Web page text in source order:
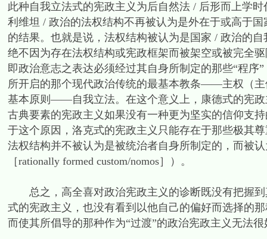
此种自我立法式的宪政主义为后自然法 / 后形而上学
利维坦 / 政治的法权结构不再被认为是外在于或高于
的结果。也就是说，法权结构被认为是国家 / 政治的
绝不因为存在法权结构或宪政框架而被架空或被完全
即政治意志之表达必须经过其自身所制定的那些“程序
所开启的那个现代政治传统的最基本教条——主权（
基本原则——自我立法。在这个意义上，康德式的宪政
古典要素的宪政主义如果没有一种更为坚实的信仰支
于这个原因，洛克式的宪政主义只能存在于那些极其
法权结构并不被认为是被统治者自身所制定的，而被
［rationally formed custom/nomos］）。
总之，高全喜对政治宪政主义的诊断既没有把握
式的宪政主义，也没有看到以他自己的偏好而选择的
而使其所倡导的那种作为“过渡”的政治宪政主义无法